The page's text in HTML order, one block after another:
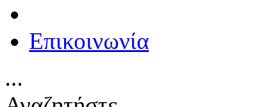
Επικοινωνία
...